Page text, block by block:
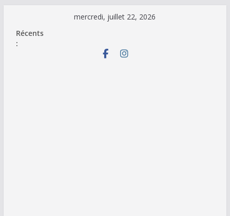
contenu
mercredi, juillet 22, 2026
Récents
: